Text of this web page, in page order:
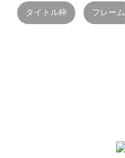
タイトル枠 フレーム